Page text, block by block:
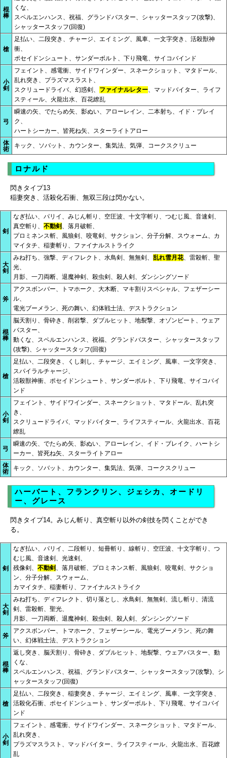
棍
棒
くな、
スペルエンハンス、祝福、グランドバスター、シャッタースタッフ(攻撃)、
シャッタースタッフ(回復)
槍
足払い、二段突き、チャージ、エイミング、風車、一文字突き、活殺獣神
衝、
ポセイドンシュート、サンダーボルト、下り飛竜、サイコバインド
小
剣
フェイント、感電衝、サイドワインダー、スネークショット、マタドール、
乱れ突き、プラズマスラスト、
スクリュードライバ、幻惑剣、 ファイナルレター、マッドバイター、ライフ
スティール、火龍出水、百花繚乱
弓
瞬速の矢、でたらめ矢、影ぬい、アローレイン、二本射ち、イド・ブレイ
ク、
ハートシーカー、皆死ね矢、スターライトアロー
体
術
キック、ソバット、カウンター、集気法、気弾、コークスクリュー
ロナルド
閃きタイプ13
稲妻突き、活殺化石衝、無双三段は閃かない。
剣
なぎ払い、パリイ、みじん斬り、空圧波、十文字斬り、つむじ風、音速剣、
真空斬り、 不動剣 、落月破斬、
プロミネンス斬、風狼剣、咬竜剣、サクション、分子分解、スウォーム、カ
マイタチ、稲妻斬り、ファイナルストライク
大
剣
みね打ち、強撃、ディフレクト、水鳥剣、無無剣、 乱れ雪月花、雷殺斬、聖
光、
月影、一刀両断、退魔神剣、殺虫剣、殺人剣、ダンシングソード
斧
アクスボンバー、トマホーク、大木断、マキ割りスペシャル、フェザーシー
ル、
電光ブーメラン、死の舞い、幻体戦士法、デストラクション
棍
棒
脳天割り、骨砕き、削岩撃、ダブルヒット、地裂撃、オゾンビート、ウェア
バスター、
動くな、スペルエンハンス、祝福、グランドバスター、シャッタースタッフ
(攻撃)、シャッタースタッフ(回復)
槍
足払い、二段突き、くし刺し、チャージ、エイミング、風車、一文字突き、
スパイラルチャージ、
活殺獣神衝、ポセイドンシュート、サンダーボルト、下り飛竜、サイコバイ
ンド
小
剣
フェイント、サイドワインダー、スネークショット、マタドール、乱れ突
き、
スクリュードライバ、マッドバイター、ライフスティール、火龍出水、百花
繚乱
弓
瞬速の矢、でたらめ矢、影ぬい、アローレイン、イド・ブレイク、ハートシ
ーカー、皆死ね矢、スターライトアロー
体
術
キック、ソバット、カウンター、集気法、気弾、コークスクリュー
ハーバート、フランクリン、ジェシカ、オードリ
ー、グレース
閃きタイプ14。みじん斬り、真空斬り以外の剣技を閃くことができ
る。
剣
なぎ払い、パリイ、二段斬り、短冊斬り、線斬り、空圧波、十文字斬り、つ
むじ風、音速剣、光速剣、
残像剣、 不動剣 、落月破斬、プロミネンス斬、風狼剣、咬竜剣、サクショ
ン、分子分解、スウォーム、
カマイタチ、稲妻斬り、ファイナルストライク
大
剣
みね打ち、ディフレクト、切り落とし、水鳥剣、無無剣、流し斬り、清流
剣、雷殺斬、聖光、
月影、一刀両断、退魔神剣、殺虫剣、殺人剣、ダンシングソード
斧
アクスボンバー、トマホーク、フェザーシール、電光ブーメラン、死の舞
い、幻体戦士法、デストラクション
棍
棒
返し突き、脳天割り、骨砕き、ダブルヒット、地裂撃、ウェアバスター、動
くな、
スペルエンハンス、祝福、グランドバスター、シャッタースタッフ(攻撃)、シ
ャッタースタッフ(回復)
槍
足払い、二段突き、稲妻突き、チャージ、エイミング、風車、一文字突き、
活殺化石衝、ポセイドンシュート、サンダーボルト、下り飛竜、サイコバイ
ンド
小
剣
フェイント、感電衝、サイドワインダー、スネークショット、マタドール、
乱れ突き、
プラズマスラスト、マッドバイター、ライフスティール、火龍出水、百花繚
乱